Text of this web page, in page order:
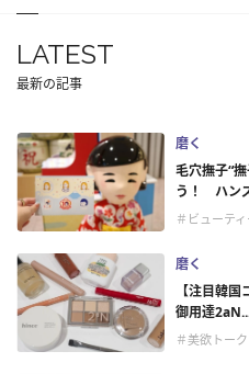
LATEST
最新の記事
磨く
毛穴撫子“
う！ ハン
＃ビューテ
磨く
【注目韓
御用達
＃美欲トーク